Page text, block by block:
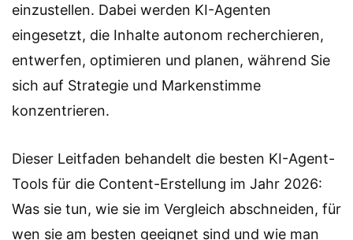
einzustellen. Dabei werden KI-Agenten
eingesetzt, die Inhalte autonom recherchieren,
entwerfen, optimieren und planen, während Sie
sich auf Strategie und Markenstimme
konzentrieren.
Dieser Leitfaden behandelt die besten KI-Agent-
Tools für die Content-Erstellung im Jahr 2026:
Was sie tun, wie sie im Vergleich abschneiden, für
wen sie am besten geeignet sind und wie man